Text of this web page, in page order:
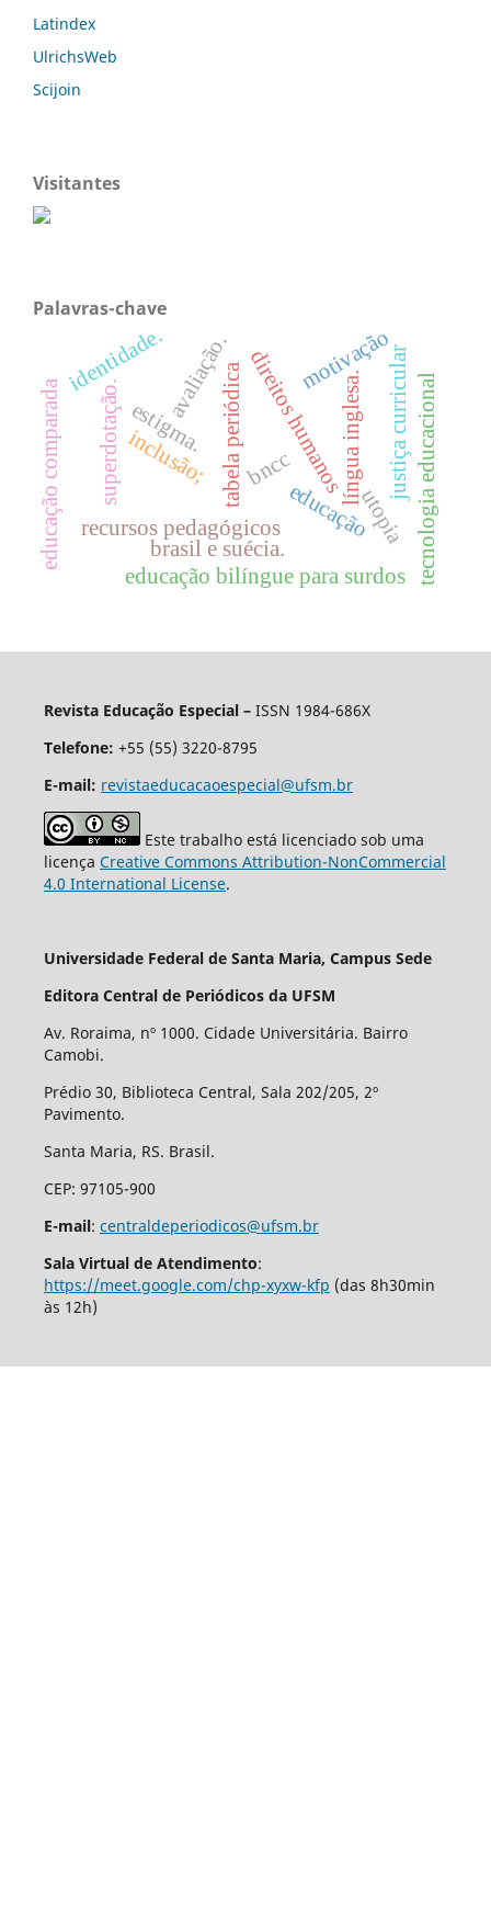
Latindex
UlrichsWeb
Scijoin
Visitantes
Palavras-chave
educação
tabela periódica
recursos pedagógicos
língua inglesa.
brasil e suécia.
educação comparada estigma. direitos humanos
educação bilíngue para surdos
superdotação.
motivação
utopia
avaliação. tecnologia educacional
identidade.
inclusão; justiça curricular
bncc
Revista Educação Especial – ISSN 1984-686X
Telefone: +55 (55) 3220-8795
E-mail: revistaeducacaoespecial@ufsm.br
Este trabalho está licenciado sob uma
licença Creative Commons Attribution-NonCommercial
4.0 International License.
Universidade Federal de Santa Maria, Campus Sede
Editora Central de Periódicos da UFSM
Av. Roraima, nº 1000. Cidade Universitária. Bairro
Camobi.
Prédio 30, Biblioteca Central, Sala 202/205, 2º
Pavimento.
Santa Maria, RS. Brasil.
CEP: 97105-900
E-mail: centraldeperiodicos@ufsm.br
Sala Virtual de Atendimento:
https://meet.google.com/chp-xyxw-kfp (das 8h30min
às 12h)